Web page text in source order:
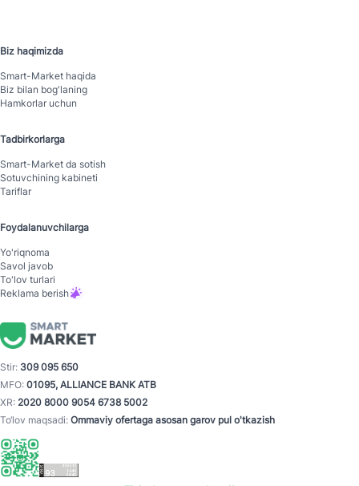
Biz haqimizda
Smart-Mаrket haqida
Biz bilan bog'laning
Hamkorlar uchun
Tadbirkorlarga
Smart-Mаrket da sotish
Sotuvchining kabineti
Tariflar
Foydalanuvchilarga
Yo'riqnoma
Savol javob
To'lov turlari
Reklama berish
Stir: 309 095 650
MFO: 01095, ALLIANCE BANK ATB
XR: 2020 8000 9054 6738 5002
To‘lov maqsadi: Ommaviy ofertaga asosan garov pul o'tkazish